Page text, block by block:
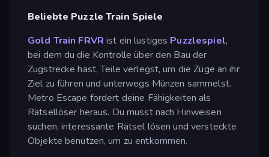
Beliebte Puzzle Train Spiele
Gold Train FRVR ist ein lustiges Puzzlespiel,
bei dem du die Kontrolle über den Bau der
Zugstrecke hast, Teile verlegst, um die Züge an ihr
Ziel zu führen und unterwegs Münzen sammelst.
Metro Escape fordert deine Fähigkeiten als
Rätsellöser heraus. Du musst nach Hinweisen
suchen, interessante Rätsel lösen und versteckte
Objekte benutzen, um zu entkommen.